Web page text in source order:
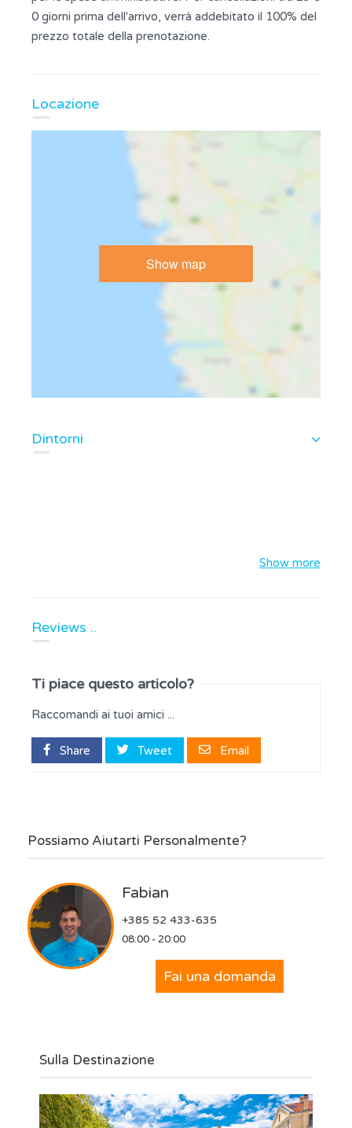
0 giorni prima dell'arrivo, verrà addebitato il 100% del
prezzo totale della prenotazione.
Locazione
Show map
Dintorni
Show more
Reviews ..
Ti piace questo articolo?
Raccomandi ai tuoi amici ...
Share Tweet Email
Possiamo Aiutarti Personalmente?
Fabian
+385 52 433-635
08:00 - 20:00
Fai una domanda
Sulla Destinazione